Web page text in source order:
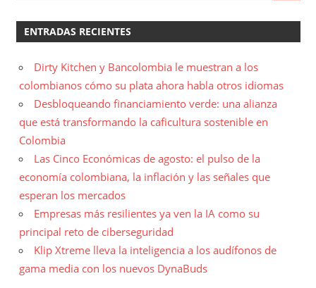
ENTRADAS RECIENTES
Dirty Kitchen y Bancolombia le muestran a los
colombianos cómo su plata ahora habla otros idiomas
Desbloqueando financiamiento verde: una alianza
que está transformando la caficultura sostenible en
Colombia
Las Cinco Económicas de agosto: el pulso de la
economía colombiana, la inflación y las señales que
esperan los mercados
Empresas más resilientes ya ven la IA como su
principal reto de ciberseguridad
Klip Xtreme lleva la inteligencia a los audífonos de
gama media con los nuevos DynaBuds